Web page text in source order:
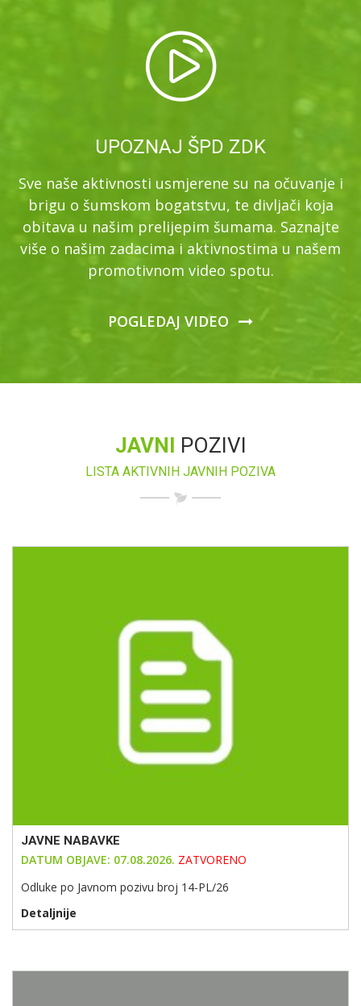
UPOZNAJ ŠPD ZDK
Sve naše aktivnosti usmjerene su na očuvanje i
brigu o šumskom bogatstvu, te divljači koja
obitava u našim prelijepim šumama. Saznajte
više o našim zadacima i aktivnostima u našem
promotivnom video spotu.
POGLEDAJ VIDEO
JAVNI POZIVI
LISTA AKTIVNIH JAVNIH POZIVA
JAVNE NABAVKE
DATUM OBJAVE: 07.08.2026. ZATVORENO
Odluke po Javnom pozivu broj 14-PL/26
Detaljnije